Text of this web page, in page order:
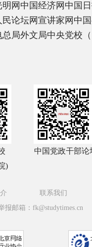
明网 中国经济网 中国
民论坛网宣讲家网 中
总局外文局中央党校
)
中国党政干部论
联系我们
报邮箱：fk@studytimes.cn